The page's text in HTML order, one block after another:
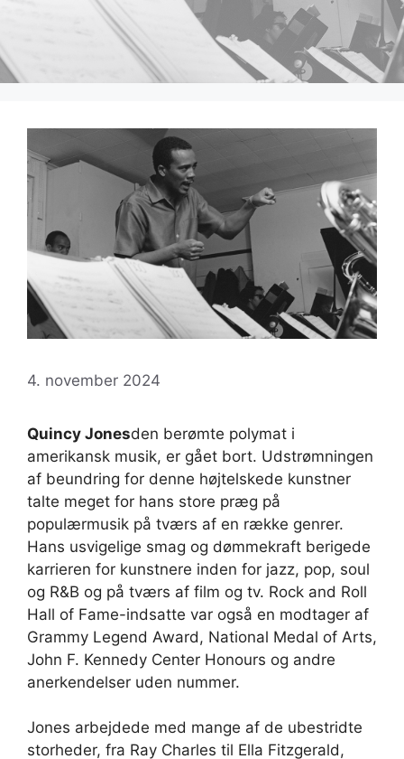
4. november 2024
Quincy Jonesden berømte polymat i
amerikansk musik, er gået bort. Udstrømningen
af ​​beundring for denne højtelskede kunstner
talte meget for hans store præg på
populærmusik på tværs af en række genrer.
Hans usvigelige smag og dømmekraft berigede
karrieren for kunstnere inden for jazz, pop, soul
og R&B og på tværs af film og tv. Rock and Roll
Hall of Fame-indsatte var også en modtager af
Grammy Legend Award, National Medal of Arts,
John F. Kennedy Center Honours og andre
anerkendelser uden nummer.
Jones arbejdede med mange af de ubestridte
storheder, fra Ray Charles til Ella Fitzgerald,